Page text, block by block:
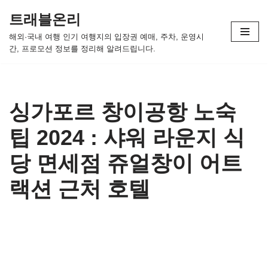
콘
텐
너
뛰
기
트래블온리
해외·국내 여행 인기 여행지의 입장권 예매, 주차, 운영시
간, 프로모션 정보를 정리해 알려드립니다.
싱가포르 창이공항 노숙
팁 2024 : 샤워 라운지 식
당 면세점 쥬얼창이 어트
랙션 근처 호텔